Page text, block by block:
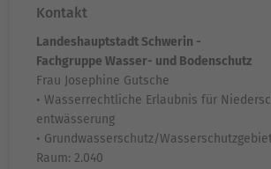
Kontakt
Landeshauptstadt Schwerin -
Fachgruppe Wasser- und Bodenschutz
Frau Josephine Gutsche
• Wasserrechtliche Erlaubnis für
entwässerung
• Grundwasserschutz/
Raum: 2.040